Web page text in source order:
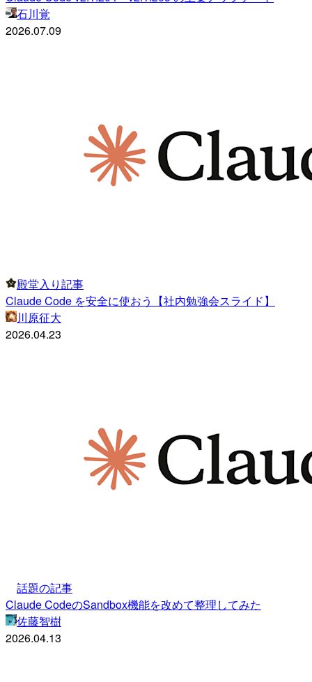
石川覚
2026.07.09
殿堂入り記事
Claude Code を安全に使おう【社内勉強会スライド】
川原征大
2026.04.23
話題の記事
Claude CodeのSandbox機能を改めて整理してみた
佐藤智樹
2026.04.13